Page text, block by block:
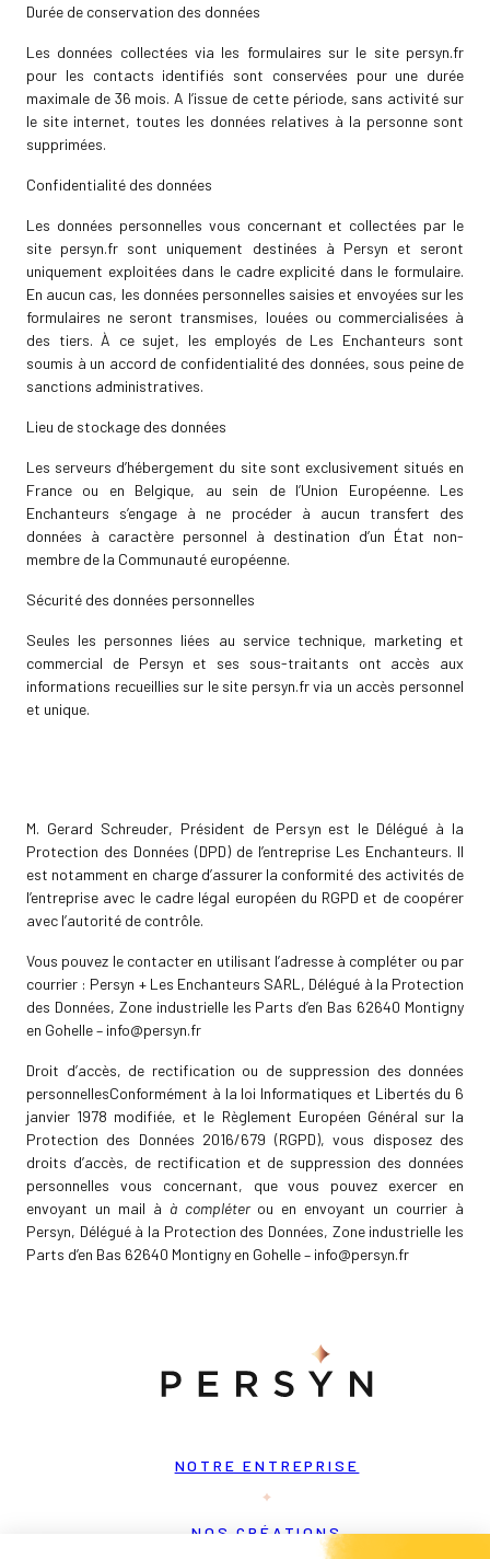
Durée de conservation des données
Les données collectées via les formulaires sur le site persyn.fr
pour les contacts identifiés sont conservées pour une durée
maximale de 36 mois. A l’issue de cette période, sans activité sur
le site internet, toutes les données relatives à la personne sont
supprimées.
Confidentialité des données
Les données personnelles vous concernant et collectées par le
site persyn.fr sont uniquement destinées à Persyn et seront
uniquement exploitées dans le cadre explicité dans le formulaire.
En aucun cas, les données personnelles saisies et envoyées sur les
formulaires ne seront transmises, louées ou commercialisées à
des tiers. À ce sujet, les employés de Les Enchanteurs sont
soumis à un accord de confidentialité des données, sous peine de
sanctions administratives.
Lieu de stockage des données
Les serveurs d’hébergement du site sont exclusivement situés en
France ou en Belgique, au sein de l’Union Européenne. Les
Enchanteurs s’engage à ne procéder à aucun transfert des
données à caractère personnel à destination d’un État non-
membre de la Communauté européenne.
Sécurité des données personnelles
Seules les personnes liées au service technique, marketing et
commercial de Persyn et ses sous-traitants ont accès aux
informations recueillies sur le site persyn.fr via un accès personnel
et unique.
M. Gerard Schreuder, Président de Persyn est le Délégué à la
Protection des Données (DPD) de l’entreprise Les Enchanteurs. Il
est notamment en charge d’assurer la conformité des activités de
l’entreprise avec le cadre légal européen du RGPD et de coopérer
avec l’autorité de contrôle.
Vous pouvez le contacter en utilisant l’adresse à compléter ou par
courrier : Persyn + Les Enchanteurs SARL, Délégué à la Protection
des Données, Zone industrielle les Parts d’en Bas 62640 Montigny
en Gohelle – info@persyn.fr
Droit d’accès, de rectification ou de suppression des données
personnellesConformément à la loi Informatiques et Libertés du 6
janvier 1978 modifiée, et le Règlement Européen Général sur la
Protection des Données 2016/679 (RGPD), vous disposez des
droits d’accès, de rectification et de suppression des données
personnelles vous concernant, que vous pouvez exercer en
envoyant un mail à à compléterou en envoyant un courrier à
Persyn, Délégué à la Protection des Données, Zone industrielle les
Parts d’en Bas 62640 Montigny en Gohelle – info@persyn.fr
NOTRE ENTREPRISE
NOS CRÉATIONS